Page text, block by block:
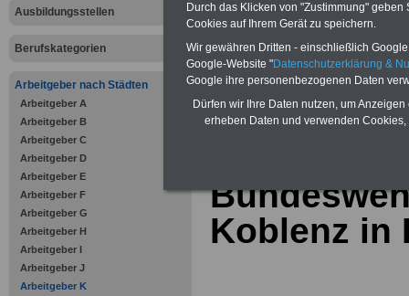
Ausbildungsstellen
Berufskategorien
Arbeitgeber nach Städten
Arbeitgeber A
Arbeitgeber B
Arbeitgeber C
Arbeitgeber D
Arbeitgeber E
Arbeitgeber F
Arbeitgeber G
Arbeitgeber H
Arbeitgeber I
Arbeitgeber J
Arbeitgeber K
Krankenversicherung
zurück zur
Koblenz in
Durch das Klicken von "Zustimmung"
Cookies auf Ihrem Gerät zu speichern.
Wir gewähren Dritten - einschließlich
Google-Website "Datenschutzerklärung &
Google ihre personenbezogenen Daten
Dürfen wir Ihre Daten nutzen, um
erheben Daten und verwenden